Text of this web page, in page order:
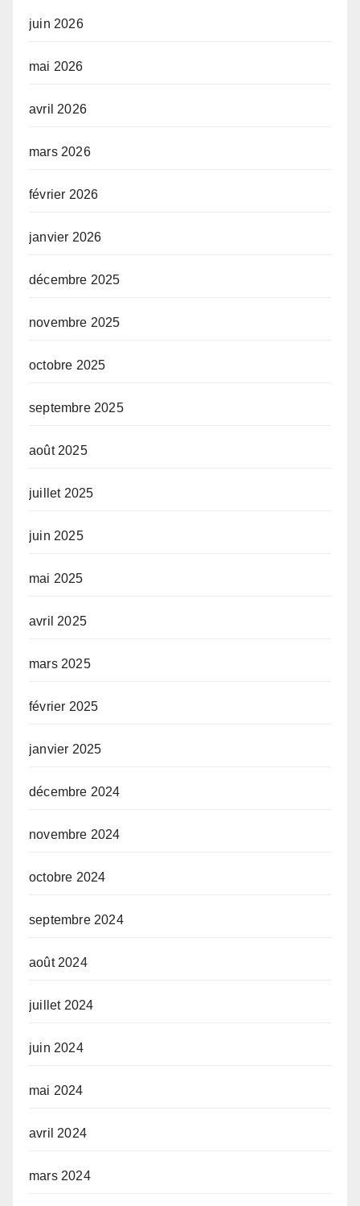
juin 2026
mai 2026
avril 2026
mars 2026
février 2026
janvier 2026
décembre 2025
novembre 2025
octobre 2025
septembre 2025
août 2025
juillet 2025
juin 2025
mai 2025
avril 2025
mars 2025
février 2025
janvier 2025
décembre 2024
novembre 2024
octobre 2024
septembre 2024
août 2024
juillet 2024
juin 2024
mai 2024
avril 2024
mars 2024